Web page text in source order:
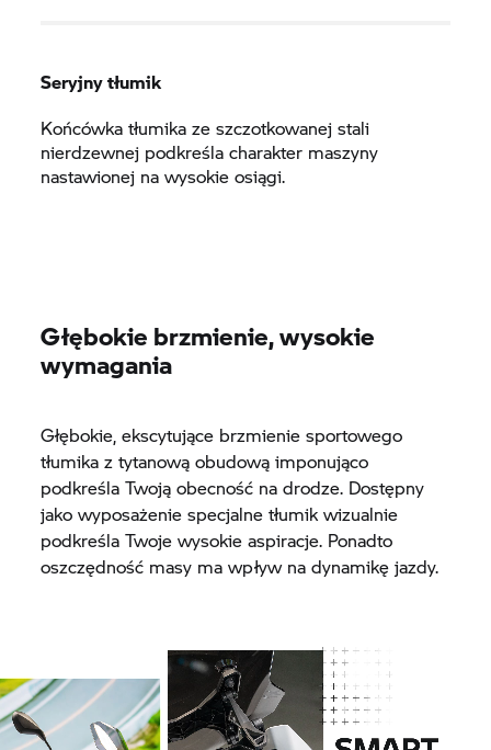
Seryjny tłumik
Końcówka tłumika ze szczotkowanej stali
nierdzewnej podkreśla charakter maszyny
nastawionej na wysokie osiągi.
Głębokie brzmienie, wysokie
wymagania
Głębokie, ekscytujące brzmienie sportowego
tłumika z tytanową obudową imponująco
podkreśla Twoją obecność na drodze. Dostępny
jako wyposażenie specjalne tłumik wizualnie
podkreśla Twoje wysokie aspiracje. Ponadto
oszczędność masy ma wpływ na dynamikę jazdy.